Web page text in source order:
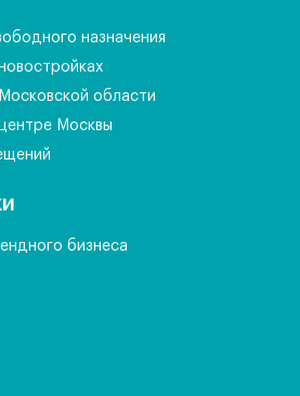
назначения
области
Москвы
бизнеса